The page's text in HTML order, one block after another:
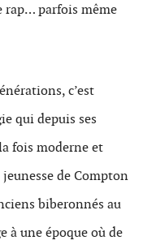
rap… parfois même
c’est
qui depuis ses
fois moderne et
de Compton
biberonnés au
à une époque où de